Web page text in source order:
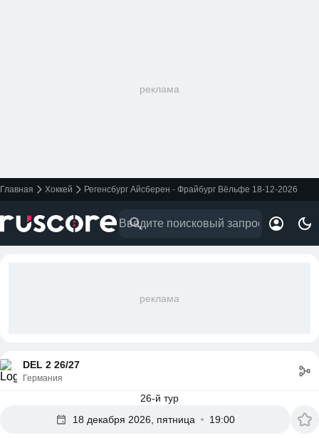
реклама
Главная Хоккей Регенсбург Айсберен - Фрайбург Вёльфе 18-12-2026
реклама
DEL 2 26/27
Германия
26-й тур
18 декабря 2026, пятница
19:00